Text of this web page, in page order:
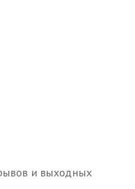
и выходных